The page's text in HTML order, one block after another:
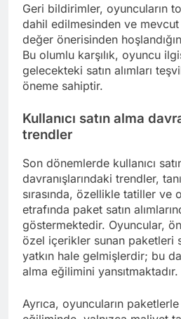
Geri bildirimler, oyuncuların
dahil edilmesinden ve
değer önerisinden
Bu olumlu karşılık, oyuncu
gelecekteki satın alımları
öneme sahiptir.
Kullanıcı satın alma
trendler
Son dönemlerde kullanıcı
davranışlarındaki trendler,
sırasında, özellikle tatiller ve
etrafında paket satın
göstermektedir. Oyuncular,
özel içerikler sunan paketleri
yatkın hale gelmişlerdir; bu
alma eğilimini yansıtmaktadır.
Ayrıca, oyuncuların